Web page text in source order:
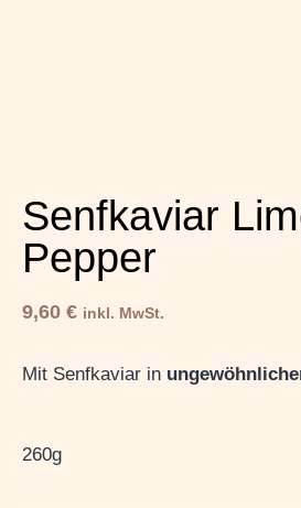
Senfkaviar
Pepper
9,60 € inkl. MwSt.
Mit Senfkaviar in
260g